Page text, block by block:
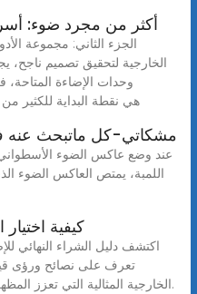
أكثر من مجرد ضوء:
الخارجية لتحقيق تصميم ناجح،
الخارجية (Outdoor Wall Lights): هي نقطة البداية للكثير من
مشكاتي-كل ماتبحث عنه
عند وضع عاكس الضوء
اللمبة، يمتص العاكس الضوء
كيفية
الخارجية المثالية التي تعزز المظهر الجمالي لمنزلك وتوفر الأداء الأمثل.